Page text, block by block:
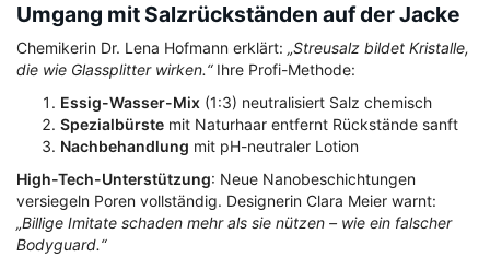
Umgang mit Salzrückständen auf der Jacke
Chemikerin Dr. Lena Hofmann erklärt: „Streusalz bildet Kristalle,
die wie Glassplitter wirken.“Ihre Profi-Methode:
Essig-Wasser-Mix (1:3) neutralisiert Salz chemisch
Spezialbürste mit Naturhaar entfernt Rückstände sanft
Nachbehandlung mit pH-neutraler Lotion
High-Tech-Unterstützung: Neue Nanobeschichtungen
versiegeln Poren vollständig. Designerin Clara Meier warnt:
„Billige Imitate schaden mehr als sie nützen – wie ein falscher
Bodyguard.“